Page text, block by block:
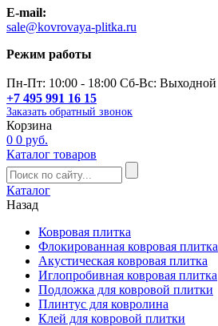
E-mail:
sale@kovrovaya-plitka.ru
Режим работы
Пн-Пт: 10:00 - 18:00 Сб-Вс: Выходной
+7 495 991 16 15
Заказать обратный звонок
Корзина
0 0 руб.
Каталог товаров
Каталог
Назад
Ковровая плитка
Флокированная ковровая плитка
Акустическая ковровая плитка
Иглопробивная ковровая плитка
Подложка для ковровой плитки
Плинтус для ковролина
Клей для ковровой плитки